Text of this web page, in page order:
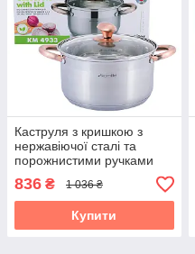
Каструля з кришкою з
нержавіючої сталі та
порожнистими ручками
для індукції та газу (4.5 л)
Kamille KM-4933
836 ₴ 1 036 ₴
Купити